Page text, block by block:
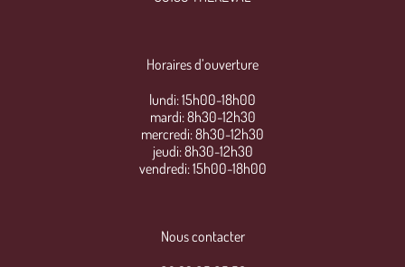
Horaires d’ouverture
lundi: 15h00-18h00
mardi: 8h30-12h30
mercredi: 8h30-12h30
jeudi: 8h30-12h30
vendredi: 15h00-18h00
Nous contacter